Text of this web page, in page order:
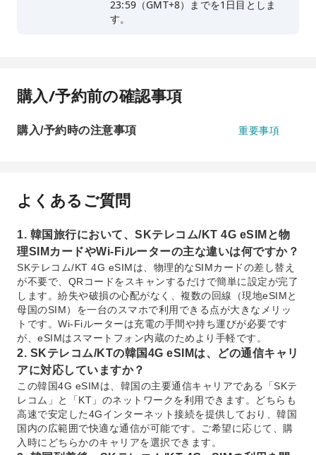
23:59（GMT+8）までを1日目としま
す。
購入/予約前の確認事項
購入/予約時の注意事項 重要事項
よくあるご質問
1. 韓国旅行において、SKテレコム/KT 4G eSIMと物
理SIMカードやWi-Fiルーターの主な違いは何ですか？
SKテレコム/KT 4G eSIMは、物理的なSIMカードの差し替え
が不要で、QRコードをスキャンするだけで簡単に設定が完了
します。紛失や破損の心配がなく、複数の回線（現地eSIMと
母国のSIM）を一台のスマホで利用できる点が大きなメリッ
トです。Wi-Fiルーターは充電の手間や持ち運びが必要です
が、eSIMはスマートフォン内蔵のためより手軽です。
2. SKテレコム/KTの韓国4G eSIMは、どの通信キャリ
アに対応していますか？
この韓国4G eSIMは、韓国の主要通信キャリアである「SKテ
レコム」と「KT」のネットワークを利用できます。どちらも
高速で安定した4Gインターネット接続を提供しており、韓国
国内の広範囲で快適な通信が可能です。ご希望に応じて、購
入時にどちらかのキャリアを選択できます。